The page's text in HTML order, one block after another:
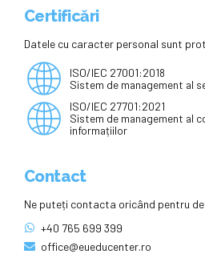
Certificări
Datele cu caracter personal sunt
ISO/IEC 27001:2018
Sistem de management al
ISO/IEC 27701:2021
Sistem de management al
informațiilor
Contact
Ne puteți contacta oricând pentru
+40 765 699 399
office@eueducenter.ro